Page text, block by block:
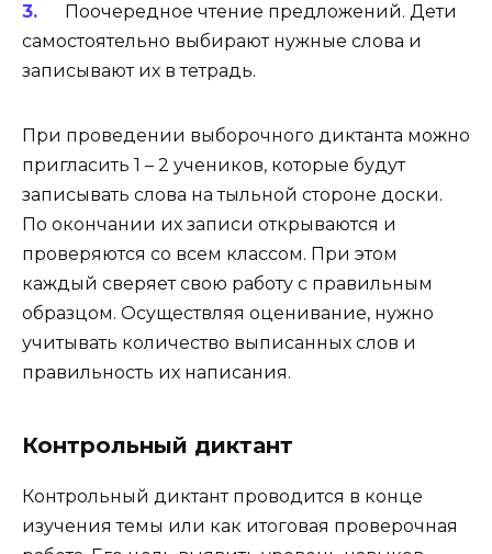
Поочередное чтение предложений. Дети
самостоятельно выбирают нужные слова и
записывают их в тетрадь.
При проведении выборочного диктанта можно
пригласить 1 – 2 учеников, которые будут
записывать слова на тыльной стороне доски.
По окончании их записи открываются и
проверяются со всем классом. При этом
каждый сверяет свою работу с правильным
образцом. Осуществляя оценивание, нужно
учитывать количество выписанных слов и
правильность их написания.
Контрольный диктант
Контрольный диктант проводится в конце
изучения темы или как итоговая проверочная